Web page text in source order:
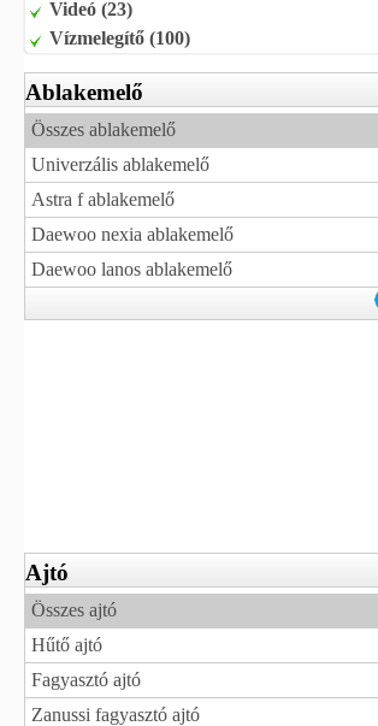
Videó (23)
Vízmelegítő (100)
Ablakemelő
Összes ablakemelő
Univerzális ablakemelő
Astra f ablakemelő
Daewoo nexia ablakemelő
Daewoo lanos ablakemelő
Ajtó
Összes ajtó
Hűtő ajtó
Fagyasztó ajtó
Zanussi fagyasztó ajtó